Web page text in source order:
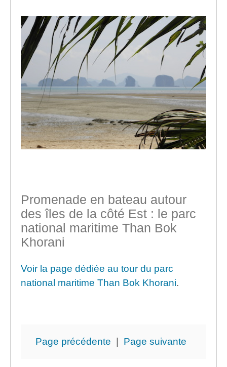
Promenade en bateau autour
des îles de la côté Est : le parc
national maritime Than Bok
Khorani
Voir la page dédiée au tour du parc
national maritime Than Bok Khorani.
Page précédente | Page suivante